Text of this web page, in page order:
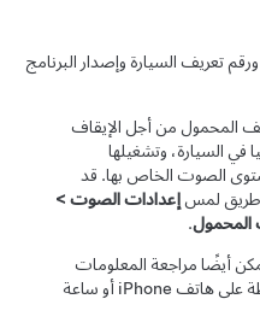
السيارة وإصدار البرنامج
من أجل الإيقاف
وتشغيلها
الصوت الخاص بها. قد
لمسإعدادات الصوت>
.
مراجعة المعلومات
حول جلسة الشحن في الخدمات النشطة على هاتف iPhone أو ساعة